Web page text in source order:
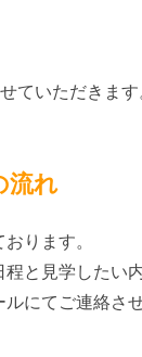
ていただきます
流れ
ります。
と見学したい
にてご連絡さ